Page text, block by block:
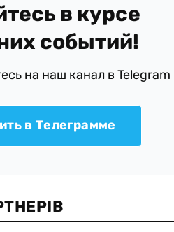
в курсе
событий!
на наш канал в Telegram
в Телеграмме